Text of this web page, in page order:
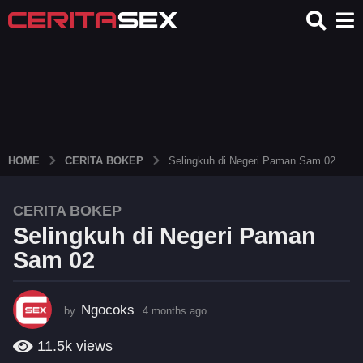
HOME CERITA BOKEP Selingkuh di Negeri Paman Sam 02
4
m
o
n
h
s
a
CERITA BOKEP
Selingkuh di Negeri Paman
Sam 02
by Ngocoks 4 months ago
11.5k views